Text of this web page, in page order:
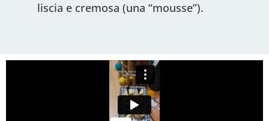
liscia e cremosa (una “mousse”).